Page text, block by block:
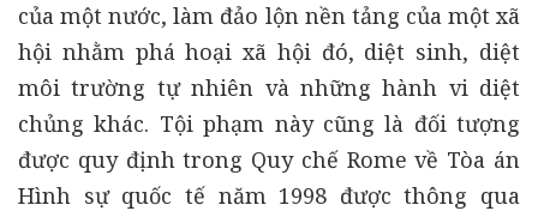
của một nước, làm đảo lộn nền tảng của một xã
hội nhằm phá hoại xã hội đó, diệt sinh, diệt
môi trường tự nhiên và những hành vi diệt
chủng khác. Tội phạm này cũng là đối tượng
được quy định trong Quy chế Rome về Tòa án
Hình sự quốc tế năm 1998 được thông qua